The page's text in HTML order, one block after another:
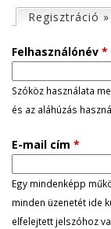
l
s
ő
d
l
e
Regisztráció »
Felhasználónév *
Szóköz használata
és az aláhúzás
E-mail cím *
Egy mindenképp
minden üzenetét ide
elfelejtett jelszóhoz